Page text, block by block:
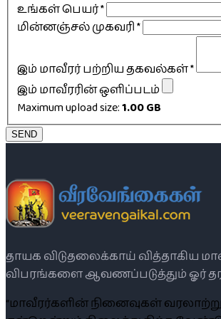
உங்கள் பெயர்*
மின்னஞ்சல் முகவரி*
இம் மாவீரர் பற்றிய தகவல்கள்*
இம் மாவீரரின் ஒளிப்படம்
Maximum upload size:1.00 GB
SEND
தாயக விடுதலைக்காய் வித்தாகிய
விபரங்களை ஆவணப்படுத்தும் ஓர்
“மாவீரர்களின் நினைவுகள்